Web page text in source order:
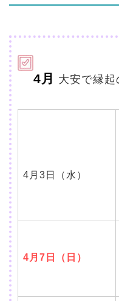
4月 大安で縁起
4月3日（水）
4月7日（日）